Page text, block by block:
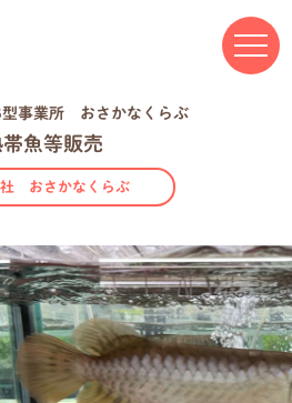
ある人がつくる商品・サービスPRサイト
型事業所 おさかなくらぶ
魚等販売
おさかなくらぶ